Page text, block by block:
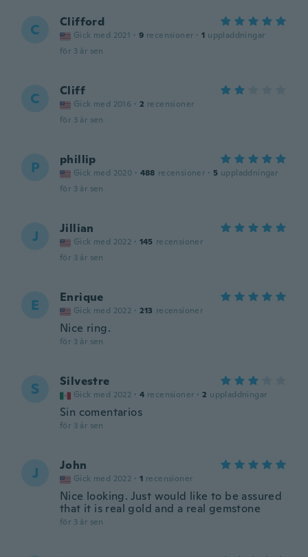
C Clifford
Gick med 2021 · 9 recensioner · 1 uppladdningar
för 3 år sen
C Cliff
Gick med 2016 · 2 recensioner
för 3 år sen
P phillip
Gick med 2020 · 488 recensioner · 5 uppladdningar
för 3 år sen
J Jillian
Gick med 2022 · 145 recensioner
för 3 år sen
E Enrique
Gick med 2022 · 213 recensioner
Nice ring.
för 3 år sen
S Silvestre
Gick med 2022 · 4 recensioner · 2 uppladdningar
Sin comentarios
för 3 år sen
J John
Gick med 2022 · 1 recensioner
Nice looking. Just would like to be assured
that it is real gold and a real gemstone
för 3 år sen